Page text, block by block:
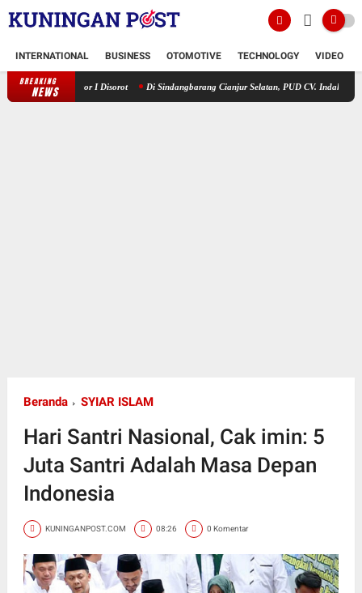
INTERNATIONAL BUSINESS OTOMOTIVE TECHNOLOGY VIDEO
BREAKING
NEWS
Bogor I Disorot Di Sindangbarang Cianjur Selatan, PUD CV. Indah Tani Berkah
Beranda SYIAR ISLAM
Hari Santri Nasional, Cak imin: 5
Juta Santri Adalah Masa Depan
Indonesia
KUNINGANPOST.COM 08:26 0 Komentar